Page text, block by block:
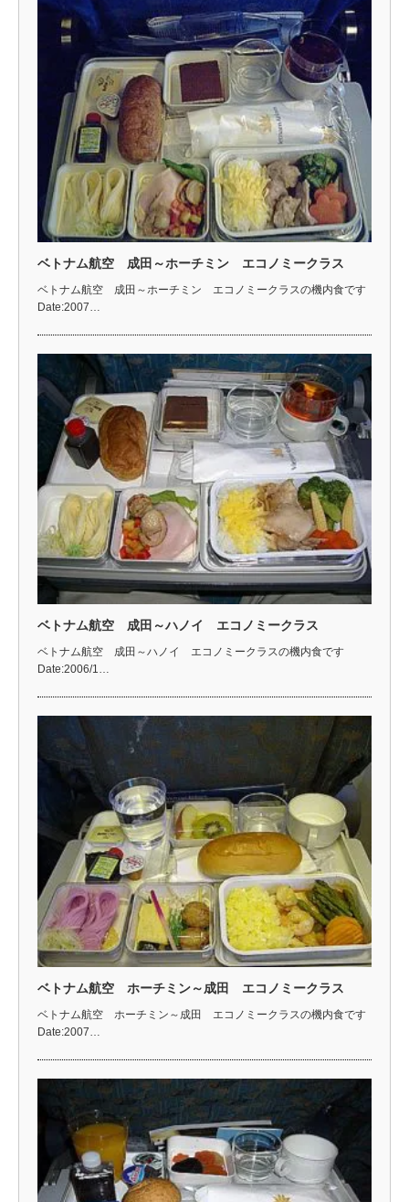
ベトナム航空 成田～ホーチミン エコノミークラス
ベトナム航空 成田～ホーチミン エコノミークラスの機内食です
Date:2007…
ベトナム航空 成田～ハノイ エコノミークラス
ベトナム航空 成田～ハノイ エコノミークラスの機内食です
Date:2006/1…
ベトナム航空 ホーチミン～成田 エコノミークラス
ベトナム航空 ホーチミン～成田 エコノミークラスの機内食です
Date:2007…